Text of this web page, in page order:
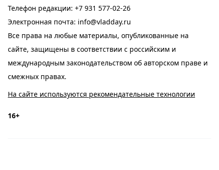
Телефон редакции: +7 931 577-02-26
Электронная почта: info@vladday.ru
Все права на любые материалы, опубликованные на
сайте, защищены в соответствии с российским и
международным законодательством об авторском праве и
смежных правах.
На сайте используются рекомендательные технологии
16+